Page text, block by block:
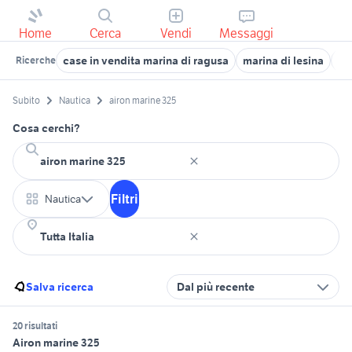
Home Cerca Vendi Messaggi
Ricerche case in vendita marina di ragusa marina di lesina
Subito Nautica airon marine 325
Cosa cerchi?
Nautica Filtri
Salva ricerca Dal più recente
20 risultati
Airon marine 325